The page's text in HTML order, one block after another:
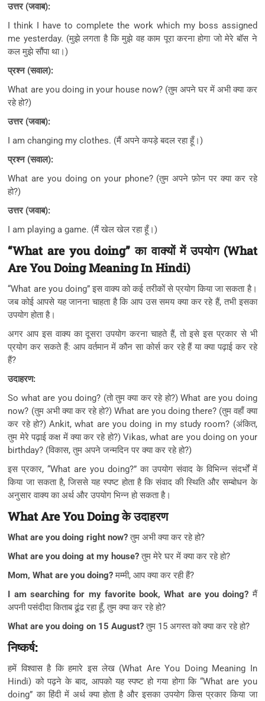
उत्तर (जवाब):
I think I have to complete the work which my boss assigned
me yesterday. (मुझे लगता है कि मुझे वह काम पूरा करना होगा जो मेरे बॉस ने
कल मुझे सौंपा था।)
प्रश्न (सवाल):
What are you doing in your house now? (तुम अपने घर में अभी क्या कर
रहे हो?)
उत्तर (जवाब):
I am changing my clothes. (मैं अपने कपड़े बदल रहा हूँ।)
प्रश्न (सवाल):
What are you doing on your phone? (तुम अपने फ़ोन पर क्या कर रहे
हो?)
उत्तर (जवाब):
I am playing a game. (मैं खेल खेल रहा हूँ।)
“What are you doing” का वाक्यों में उपयोग (What
Are You Doing Meaning In Hindi)
“What are you doing” इस वाक्य को कई तरीकों से प्रयोग किया जा सकता है।
जब कोई आपसे यह जानना चाहता है कि आप उस समय क्या कर रहे हैं, तभी इसका
उपयोग होता है।
अगर आप इस वाक्य का दूसरा उपयोग करना चाहते हैं, तो इसे इस प्रकार से भी
प्रयोग कर सकते हैं: आप वर्तमान में कौन सा कोर्स कर रहे हैं या क्या पढ़ाई कर रहे
हैं?
उदाहरण:
So what are you doing? (तो तुम क्या कर रहे हो?) What are you doing
now? (तुम अभी क्या कर रहे हो?) What are you doing there? (तुम वहाँ क्या
कर रहे हो?) Ankit, what are you doing in my study room? (अंकित,
तुम मेरे पढ़ाई कक्ष में क्या कर रहे हो?) Vikas, what are you doing on your
birthday? (विकास, तुम अपने जन्मदिन पर क्या कर रहे हो?)
इस प्रकार, “What are you doing?” का उपयोग संवाद के विभिन्न संदर्भों में
किया जा सकता है, जिससे यह स्पष्ट होता है कि संवाद की स्थिति और सम्बोधन के
अनुसार वाक्य का अर्थ और उपयोग भिन्न हो सकता है।
What Are You Doing के उदाहरण
What are you doing right now?तुम अभी क्या कर रहे हो?
What are you doing at my house?तुम मेरे घर में क्या कर रहे हो?
Mom, What are you doing?मम्मी, आप क्या कर रही हैं?
I am searching for my favorite book, What are you doing? मैं
अपनी पसंदीदा किताब ढूंढ रहा हूँ, तुम क्या कर रहे हो?
What are you doing on 15 August?तुम 15 अगस्त को क्या कर रहे हो?
निष्कर्ष:
हमें विश्वास है कि हमारे इस लेख (What Are You Doing Meaning In
Hindi) को पढ़ने के बाद, आपको यह स्पष्ट हो गया होगा कि “What are you
doing” का हिंदी में अर्थ क्या होता है और इसका उपयोग किस प्रकार किया जा